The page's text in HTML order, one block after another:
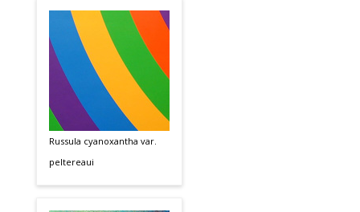
Russula cyanoxantha var.
peltereaui